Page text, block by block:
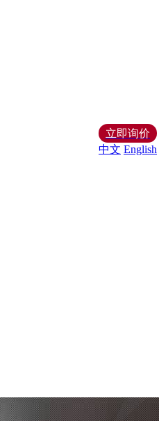
立即询价
中文 English